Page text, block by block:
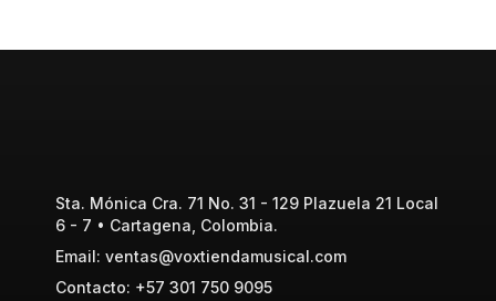
Sta. Mónica Cra. 71 No. 31 - 129 Plazuela 21 Local
6 - 7 • Cartagena, Colombia.
Email: ventas@voxtiendamusical.com
Contacto: +57 301 750 9095